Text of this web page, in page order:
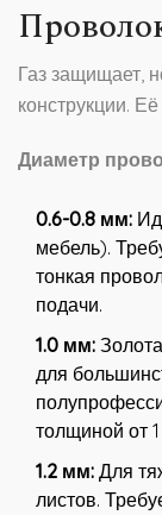
Газ защищает,
конструкции.
Диаметр
0.6-0.8 мм:
мебель).
тонкая
подачи.
1.0 мм:
для
толщиной от
1.2 мм: Для
листов.